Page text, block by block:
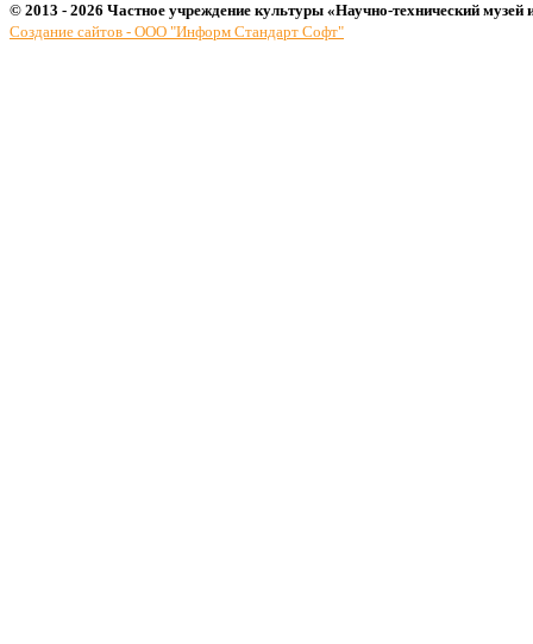
© 2013 - 2026 Частное учреждение культуры «Научно-технический музей
Создание сайтов - ООО "Информ Стандарт Софт"